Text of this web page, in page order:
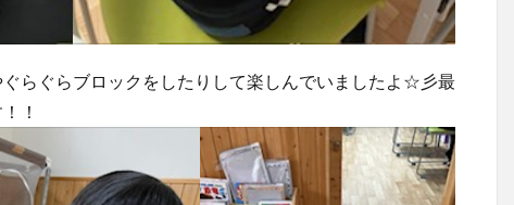
らぐらブロックをしたりして楽しんでいましたよ☆彡最
！